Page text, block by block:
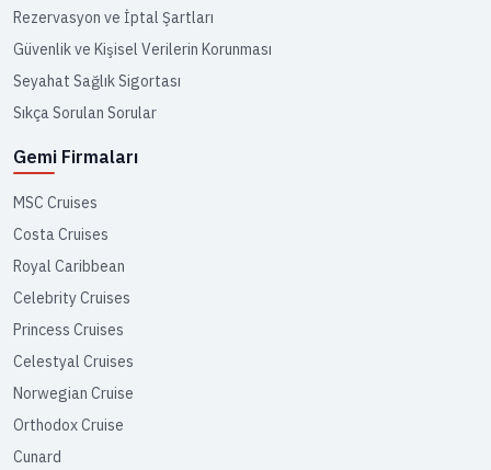
Rezervasyon ve İptal Şartları
Güvenlik ve Kişisel Verilerin Korunması
Seyahat Sağlık Sigortası
Sıkça Sorulan Sorular
Gemi Firmaları
MSC Cruises
Costa Cruises
Royal Caribbean
Celebrity Cruises
Princess Cruises
Celestyal Cruises
Norwegian Cruise
Orthodox Cruise
Cunard